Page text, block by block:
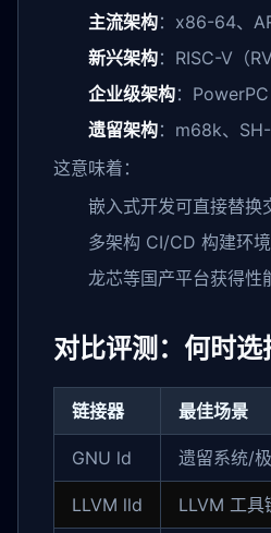
主流架构：x86-64、
新兴架构：RISC-V（
企业级架构：
遗留架构：m68k、
这意味着：
嵌入式开发可直接替换
多架构 CI/CD 构建环
龙芯等国产平台获得性
对比评测：何时选
链接器 最佳场景
GNU ld 遗留系统/
LLVM lld LLVM 工具